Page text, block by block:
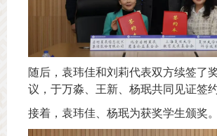
随后，袁玮佳和刘莉代表双方续签了
议，于万淼、王新、杨珉共同见证签约
接着，袁玮佳、杨珉为获奖学生颁奖。